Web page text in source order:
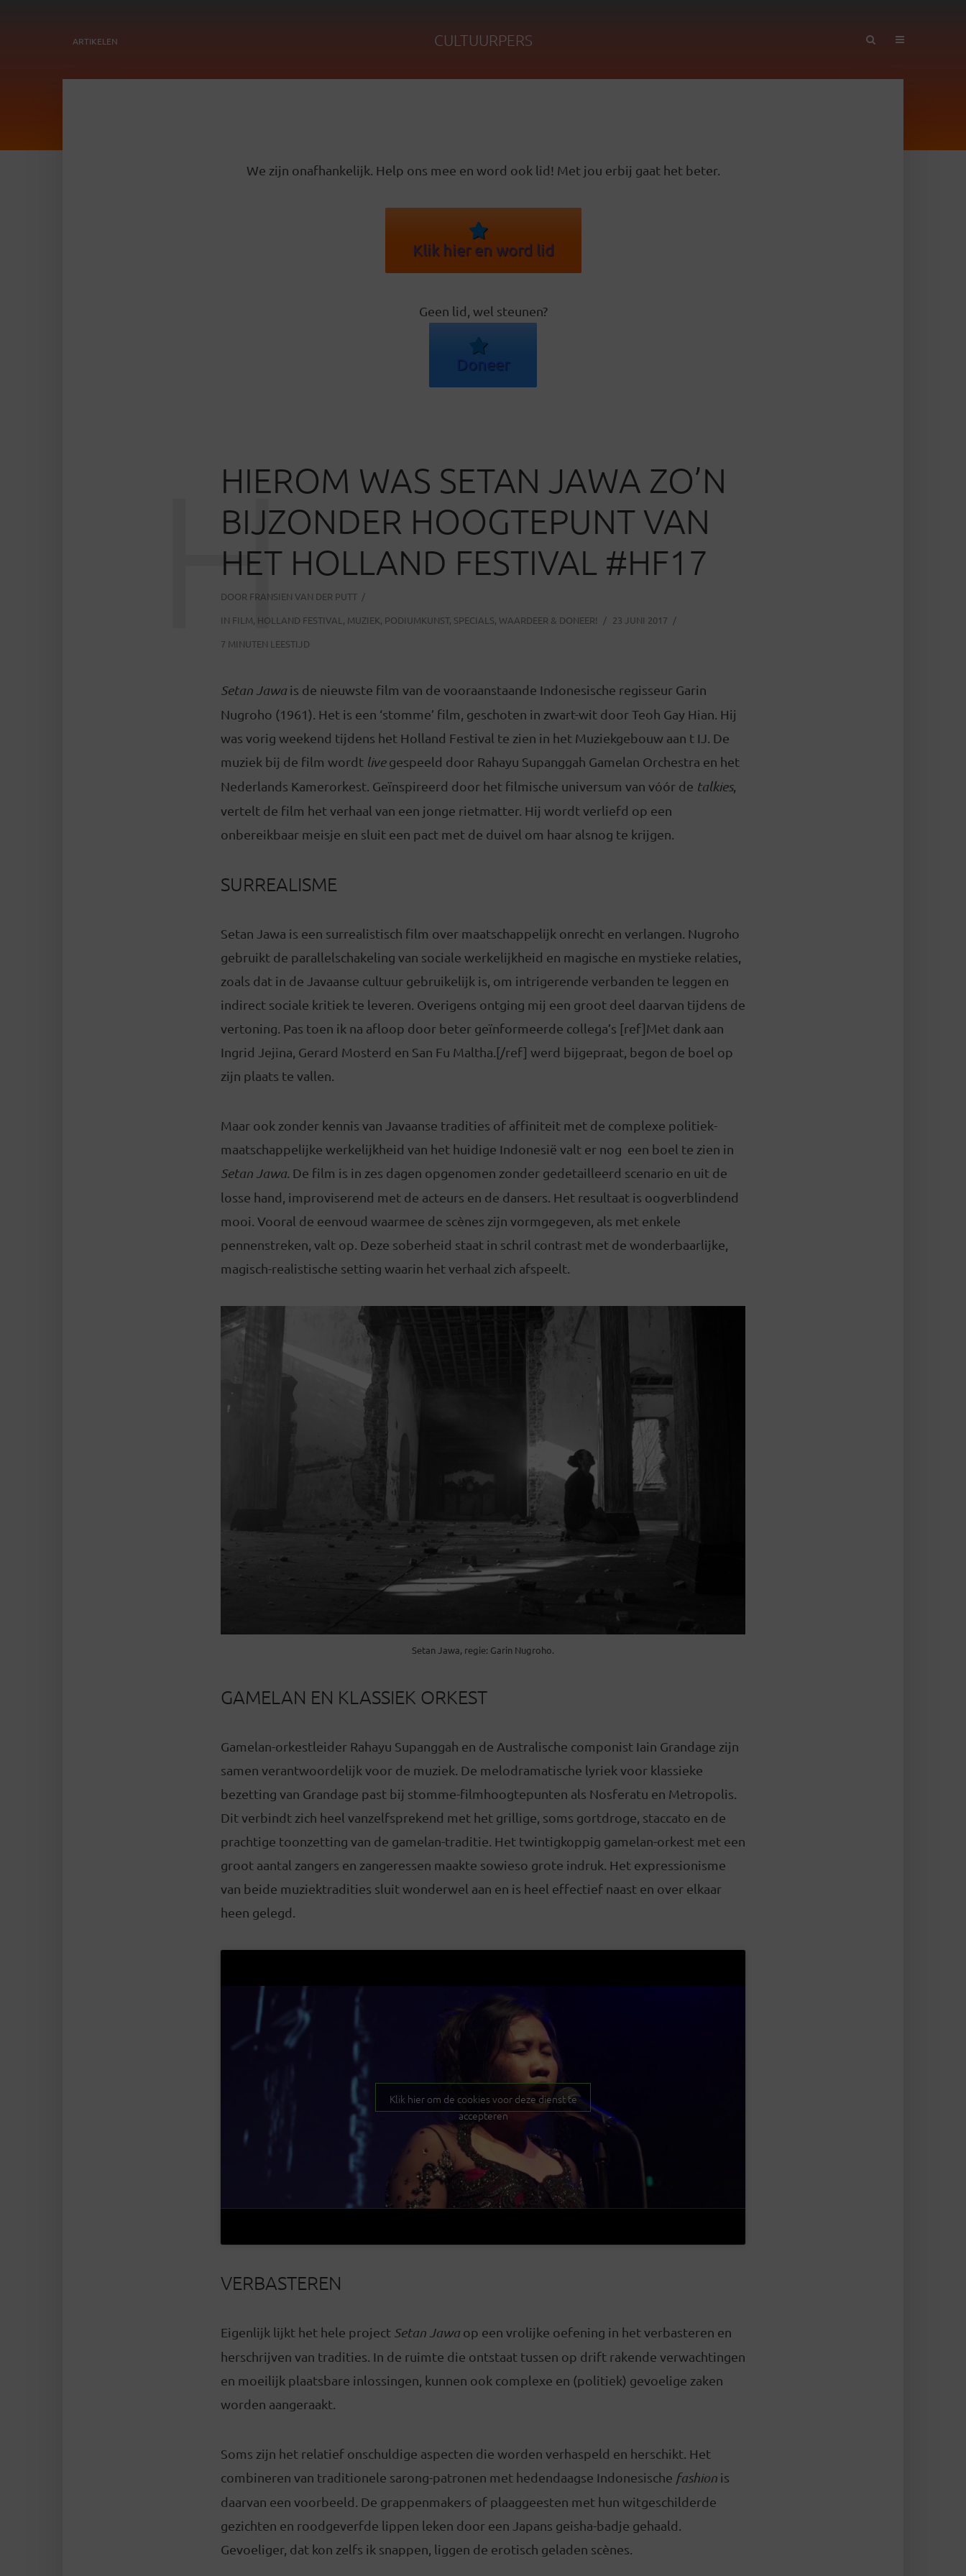
ARTIKELEN CULTUURPERS
We zijn onafhankelijk. Help ons mee en word ook lid! Met jou erbij gaat het beter.
Klik hier en word lid
Geen lid, wel steunen?
Doneer
HIEROM WAS SETAN JAWA ZO’N
BIJZONDER HOOGTEPUNT VAN
HET HOLLAND FESTIVAL #HF17
DOOR FRANSIEN VAN DER PUTT
IN FILM, HOLLAND FESTIVAL , MUZIEK, PODIUMKUNST, SPECIALS, WAARDEER & DONEER!
23 JUNI 2017
7 MINUTEN LEESTIJD
H
Setan Jawa is de nieuwste film van de vooraanstaande Indonesische regisseur Garin
Nugroho (1961). Het is een ‘stomme’ film, geschoten in zwart-wit door Teoh Gay Hian. Hij
was vorig weekend tijdens het Holland Festival te zien in het Muziekgebouw aan t IJ. De
muziek bij de film wordt livegespeeld door Rahayu Supanggah Gamelan Orchestra en het
Nederlands Kamerorkest. Geïnspireerd door het filmische universum van vóór de talkies,
vertelt de film het verhaal van een jonge rietmatter. Hij wordt verliefd op een
onbereikbaar meisje en sluit een pact met de duivel om haar alsnog te krijgen.
SURREALISME
Setan Jawa is een surrealistisch film over maatschappelijk onrecht en verlangen. Nugroho
gebruikt de parallelschakeling van sociale werkelijkheid en magische en mystieke relaties,
zoals dat in de Javaanse cultuur gebruikelijk is, om intrigerende verbanden te leggen en
indirect sociale kritiek te leveren. Overigens ontging mij een groot deel daarvan tijdens de
vertoning. Pas toen ik na afloop door beter geïnformeerde collega’s [ref]Met dank aan
Ingrid Jejina, Gerard Mosterd en San Fu Maltha.[/ref] werd bijgepraat, begon de boel op
zijn plaats te vallen.
Maar ook zonder kennis van Javaanse tradities of affiniteit met de complexe politiek-
maatschappelijke werkelijkheid van het huidige Indonesië valt er nog een boel te zien in
Setan Jawa. De film is in zes dagen opgenomen zonder gedetailleerd scenario en uit de
losse hand, improviserend met de acteurs en de dansers. Het resultaat is oogverblindend
mooi. Vooral de eenvoud waarmee de scènes zijn vormgegeven, als met enkele
pennenstreken, valt op. Deze soberheid staat in schril contrast met de wonderbaarlijke,
magisch-realistische setting waarin het verhaal zich afspeelt.
Setan Jawa, regie: Garin Nugroho.
GAMELAN EN KLASSIEK ORKEST
Gamelan-orkestleider Rahayu Supanggah en de Australische componist Iain Grandage zijn
samen verantwoordelijk voor de muziek. De melodramatische lyriek voor klassieke
bezetting van Grandage past bij stomme-filmhoogtepunten als Nosferatu en Metropolis.
Dit verbindt zich heel vanzelfsprekend met het grillige, soms gortdroge, staccato en de
prachtige toonzetting van de gamelan-traditie. Het twintigkoppig gamelan-orkest met een
groot aantal zangers en zangeressen maakte sowieso grote indruk. Het expressionisme
van beide muziektradities sluit wonderwel aan en is heel effectief naast en over elkaar
heen gelegd.
Klik hier om de cookies voor deze dienst te
accepteren
VERBASTEREN
Eigenlijk lijkt het hele project Setan Jawa op een vrolijke oefening in het verbasteren en
herschrijven van tradities. In de ruimte die ontstaat tussen op drift rakende verwachtingen
en moeilijk plaatsbare inlossingen, kunnen ook complexe en (politiek) gevoelige zaken
worden aangeraakt.
Soms zijn het relatief onschuldige aspecten die worden verhaspeld en herschikt. Het
combineren van traditionele sarong-patronen met hedendaagse Indonesische fashion is
daarvan een voorbeeld. De grappenmakers of plaaggeesten met hun witgeschilderde
gezichten en roodgeverfde lippen leken door een Japans geisha-badje gehaald.
Gevoeliger, dat kon zelfs ik snappen, liggen de erotisch geladen scènes.